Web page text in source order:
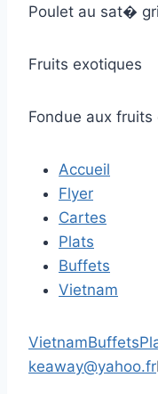
Poulet au sat�
Fruits exotiques
Fondue aux fruits
Accueil
Flyer
Cartes
Plats
Buffets
Vietnam
VietnamBuffets
keaway@yahoo.fr